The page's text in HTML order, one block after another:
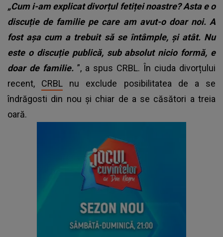
„Cum i-am explicat divorțul fetiței noastre? Asta e o
discuție de familie pe care am avut-o doar noi. A
fost așa cum a trebuit să se întâmple, și atât. Nu
este o discuție publică, sub absolut nicio formă, e
doar de familie. ”, a spus CRBL. În ciuda divorțului
recent, CRBL nu exclude posibilitatea de a se
îndrăgosti din nou și chiar de a se căsători a treia
oară.